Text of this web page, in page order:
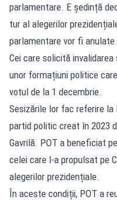
parlamentare. E ședință
tur al alegerilor
parlamentare vor fi anulate
Cei care solicită
unor formațiuni politice
votul de la 1 decembrie.
Sesizările lor fac referire la
partid politic creat în 2023
Gavrilă. POT a beneficiat
celei care l-a propulsat pe
alegerilor prezidențiale.
În aceste condiții, POT a